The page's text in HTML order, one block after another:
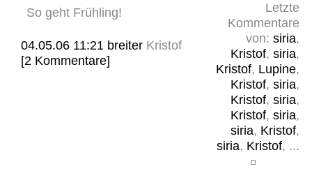
Letzte
Kommentare
von: siria,
Kristof, siria,
Kristof, Lupine,
Kristof, siria,
Kristof, siria,
Kristof, siria,
siria, Kristof,
siria, Kristof, ...
So geht Frühling!
04.05.06 11:21 breiter Kristof
[2 Kommentare]